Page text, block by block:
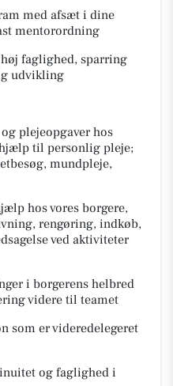
med afsæt i dine
mentorordning
faglighed, sparring
udvikling
plejeopgaver hos
til personlig pleje;
mundpleje,
hos vores borgere,
rengøring, indkøb,
ved aktiviteter
i borgerens helbred
videre til teamet
som er videredelegeret
og faglighed i